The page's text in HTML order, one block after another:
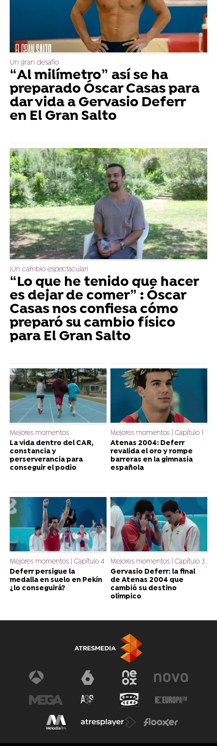
Un gran desafío
“Al milímetro” así se ha
preparado Óscar Casas para
dar vida a Gervasio Deferr
en El Gran Salto
¡Un cambio espectacular!
“Lo que he tenido que hacer
es dejar de comer” : Óscar
Casas nos confiesa cómo
preparó su cambio físico
para El Gran Salto
Mejores momentos
La vida dentro del CAR,
constancia y
perserverancia para
conseguir el podio
Mejores momentos | Capítulo 1
Atenas 2004: Deferr
revalida el oro y rompe
barreras en la gimnasia
española
Mejores momentos | Capítulo 4
Deferr persigue la
medalla en suelo en Pekín
¿lo conseguirá?
Mejores momentos | Capítulo 3
Gervasio Deferr: la final
de Atenas 2004 que
cambió su destino
olímpico